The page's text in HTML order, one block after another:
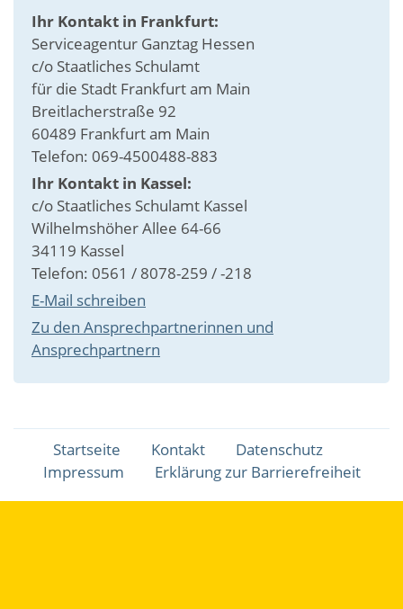
Ihr Kontakt in Frankfurt:
Serviceagentur Ganztag Hessen
c/o Staatliches Schulamt
für die Stadt Frankfurt am Main
Breitlacherstraße 92
60489 Frankfurt am Main
Telefon: 069-4500488-883
Ihr Kontakt in Kassel:
c/o Staatliches Schulamt Kassel
Wilhelmshöher Allee 64-66
34119 Kassel
Telefon: 0561 / 8078-259 / -218
E-Mail schreiben
Zu den Ansprechpartnerinnen und
Ansprechpartnern
Fußbereichsmenü
Startseite Kontakt
Datenschutz
Impressum
Erklärung zur Barrierefreiheit